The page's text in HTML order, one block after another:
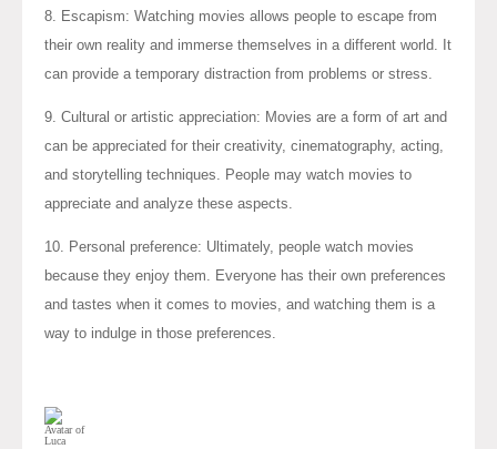
8. Escapism: Watching movies allows people to escape from
their own reality and immerse themselves in a different world. It
can provide a temporary distraction from problems or stress.
9. Cultural or artistic appreciation: Movies are a form of art and
can be appreciated for their creativity, cinematography, acting,
and storytelling techniques. People may watch movies to
appreciate and analyze these aspects.
10. Personal preference: Ultimately, people watch movies
because they enjoy them. Everyone has their own preferences
and tastes when it comes to movies, and watching them is a
way to indulge in those preferences.